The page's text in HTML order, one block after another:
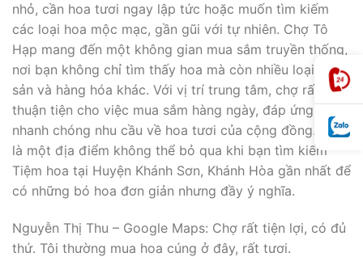
nhỏ, cần hoa tươi ngay lập tức hoặc muốn tìm kiếm
các loại hoa mộc mạc, gần gũi với tự nhiên. Chợ Tô
Hạp mang đến một không gian mua sắm truyền thống,
nơi bạn không chỉ tìm thấy hoa mà còn nhiều loại nông
sản và hàng hóa khác. Với vị trí trung tâm, chợ rất
thuận tiện cho việc mua sắm hàng ngày, đáp ứng
nhanh chóng nhu cầu về hoa tươi của cộng đồng. Đây
là một địa điểm không thể bỏ qua khi bạn tìm kiếm
Tiệm hoa tại Huyện Khánh Sơn, Khánh Hòa gần nhất để
có những bó hoa đơn giản nhưng đầy ý nghĩa.
Nguyễn Thị Thu – Google Maps: Chợ rất tiện lợi, có đủ
thứ. Tôi thường mua hoa cúng ở đây, rất tươi.